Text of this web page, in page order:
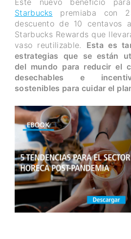
Starbucks premiaba con
descuento de 10 centavos
Starbucks Rewards que
vaso reutilizable. Esta es
estrategias que se están
del mundo para reducir el
desechables e
sostenibles para cuidar el